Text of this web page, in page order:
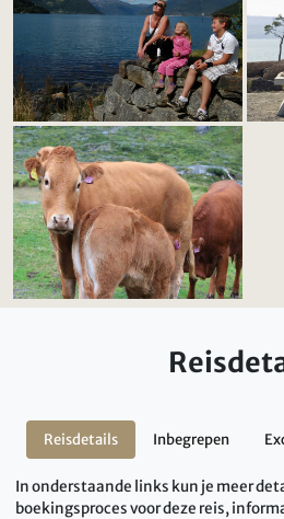
Reisdetails Inbegrepen
In onderstaande links kun je meer
boekingsproces voor deze reis,